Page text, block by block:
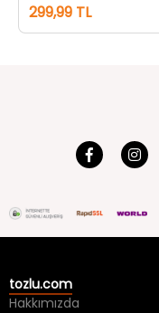
299,99 TL
tozlu.com
Hakkımızda